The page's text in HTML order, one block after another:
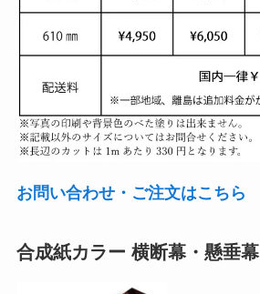
お問い合わせ・ご注文はこちら
合成紙カラー 横断幕・懸垂幕